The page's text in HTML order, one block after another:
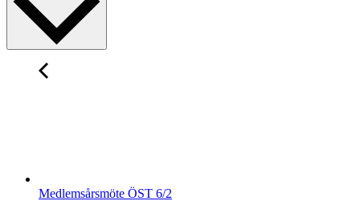
Medlemsårsmöte ÖST 6/2